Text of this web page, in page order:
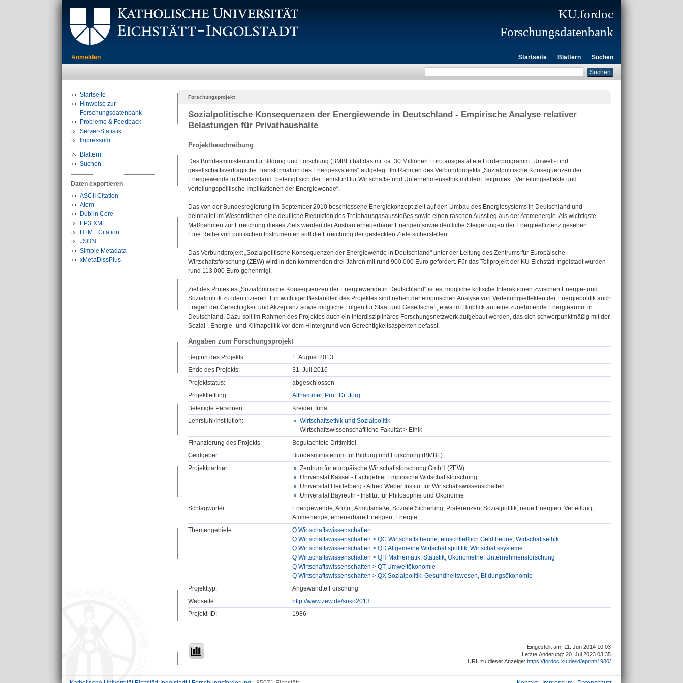
KU.fordoc
Forschungsdatenbank
Anmelden Startseite Blättern Suchen
Startseite
Hinweise zur
Forschungsdatenbank
Probleme & Feedback
Server-Statistik
Impressum
Blättern
Suchen
Daten exportieren
ASCII Citation
Atom
Dublin Core
EP3 XML
HTML Citation
JSON
Simple Metadata
xMetaDissPlus
Forschungsprojekt
Sozialpolitische Konsequenzen der Energiewende in Deutschland - Empirische Analyse relativer
Belastungen für Privathaushalte
Projektbeschreibung
Das Bundesministerium für Bildung und Forschung (BMBF) hat das mit ca. 30 Millionen Euro ausgestattete Förderprogramm „Umwelt- und
gesellschaftsverträgliche Transformation des Energiesystems“ aufgelegt. Im Rahmen des Verbundprojekts „Sozialpolitische Konsequenzen der
Energiewende in Deutschland“ beteiligt sich der Lehrstuhl für Wirtschafts- und Unternehmensethik mit dem Teilprojekt „Verteilungseffekte und
verteilungspolitische Implikationen der Energiewende“.
Das von der Bundesregierung im September 2010 beschlossene Energiekonzept zielt auf den Umbau des Energiesystems in Deutschland und
beinhaltet im Wesentlichen eine deutliche Reduktion des Treibhausgasausstoßes sowie einen raschen Ausstieg aus der Atomenergie. Als wichtigste
Maßnahmen zur Erreichung dieses Ziels werden der Ausbau erneuerbarer Energien sowie deutliche Steigerungen der Energieeffizienz gesehen.
Eine Reihe von politischen Instrumenten soll die Erreichung der gesteckten Ziele sicherstellen.
Das Verbundprojekt „Sozialpolitische Konsequenzen der Energiewende in Deutschland" unter der Leitung des Zentrums für Europäische
Wirtschaftsforschung (ZEW) wird in den kommenden drei Jahren mit rund 900.000 Euro gefördert. Für das Teilprojekt der KU Eichstätt-Ingolstadt wurden
rund 113.000 Euro genehmigt.
Ziel des Projektes „Sozialpolitische Konsequenzen der Energiewende in Deutschland“ ist es, mögliche kritische Interaktionen zwischen Energie- und
Sozialpolitik zu identifizieren. Ein wichtiger Bestandteil des Projektes sind neben der empirischen Analyse von Verteilungseffekten der Energiepolitik auch
Fragen der Gerechtigkeit und Akzeptanz sowie mögliche Folgen für Staat und Gesellschaft, etwa im Hinblick auf eine zunehmende Energiearmut in
Deutschland. Dazu soll im Rahmen des Projektes auch ein interdisziplinäres Forschungsnetzwerk aufgebaut werden, das sich schwerpunktmäßig mit der
Sozial-, Energie- und Klimapolitik vor dem Hintergrund von Gerechtigkeitsaspekten befasst.
Angaben zum Forschungsprojekt
Beginn des Projekts:
1. August 2013
Ende des Projekts:
31. Juli 2016
Projektstatus:
abgeschlossen
Projektleitung:
Althammer, Prof. Dr. Jörg
Beteiligte Personen:
Kreider, Irina
Lehrstuhl/Institution:
Wirtschaftsethik und Sozialpolitik
Wirtschaftswissenschaftliche Fakultät > Ethik
Finanzierung des Projekts:
Begutachtete Drittmittel
Geldgeber:
Bundesministerium für Bildung und Forschung (BMBF)
Projektpartner:
Zentrum für europäische Wirtschaftsforschung GmbH (ZEW)
Univeristät Kassel - Fachgebiet Empirische Wirtschaftsforschung
Universität Heidelberg - Alfred Weber Institut für Wirtschaftswissenschaften
Universität Bayreuth - Institut für Philosophie und Ökonomie
Schlagwörter:
Energiewende, Armut, Armutsmaße, Soziale Sicherung, Präferenzen, Sozialpolitik, neue Energien, Verteilung,
Atomenergie, erneuerbare Energien, Energie
Themengebiete:
Q Wirtschaftswissenschaften
Q Wirtschaftswissenschaften > QC Wirtschaftstheorie, einschließlich Geldtheorie; Wirtschaftsethik
Q Wirtschaftswissenschaften > QD Allgemeine Wirtschaftspolitik, Wirtschaftssysteme
Q Wirtschaftswissenschaften > QH Mathematik, Statistik, Ökonometrie, Unternehmensforschung
Q Wirtschaftswissenschaften > QT Umweltökonomie
Q Wirtschaftswissenschaften > QX Sozialpolitik, Gesundheitswesen, Bildungsökonomie
Projekttyp:
Angewandte Forschung
Webseite:
http://www.zew.de/soko2013
Projekt-ID:
1986
Eingestellt am: 11. Jun 2014 10:03
Letzte Änderung: 20. Jul 2023 03:35
URL zu dieser Anzeige: https://fordoc.ku.de/id/eprint/1986/